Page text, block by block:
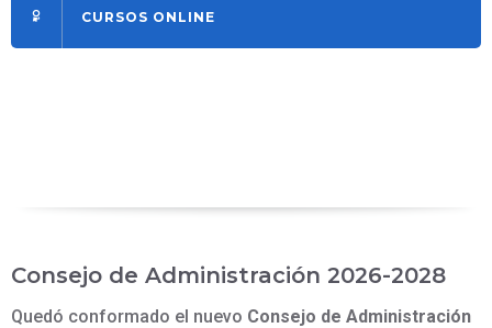
CURSOS ONLINE
Consejo de Administración 2026-2028
Quedó conformado el nuevo Consejo de Administración